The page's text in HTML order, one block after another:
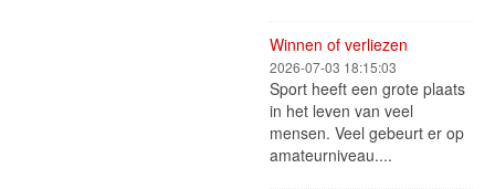
Winnen of verliezen
2026-07-03 18:15:03
Sport heeft een grote plaats
in het leven van veel
mensen. Veel gebeurt er op
amateurniveau....